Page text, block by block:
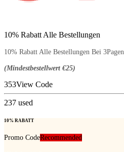
10% Rabatt Alle Bestellungen
10% Rabatt Alle Bestellungen Bei 3Pagen
(Mindestbestellwert €25)
353View Code
237 used
10% RABATT
Promo CodeRecommended